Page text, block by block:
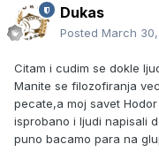
Dukas
Posted March 30,
Citam i cudim se dokle
Manite se filozofiranja
pecate,a moj savet
isprobano i ljudi napisali
puno bacamo para na